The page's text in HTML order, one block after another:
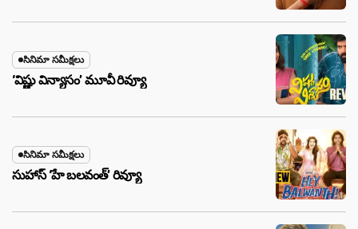
సినిమా సమీక్షలు
‘విష్ణు విన్యాసం’ మూవీ రివ్యూ
సినిమా సమీక్షలు
సుహాస్ ‘హే బలవంత్’ రివ్యూ